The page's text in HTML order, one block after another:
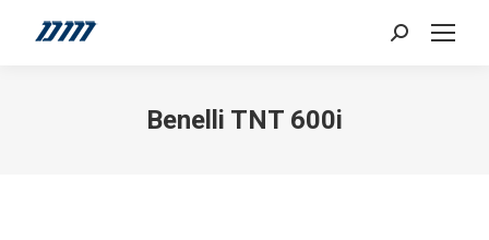
Search:
Benelli TNT 600i